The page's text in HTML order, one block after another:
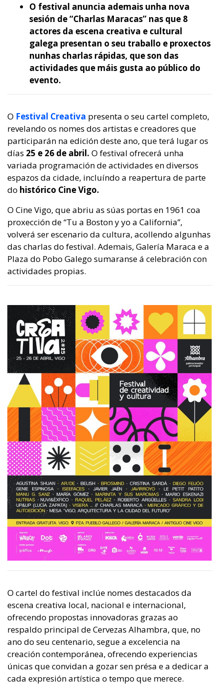
O festival anuncia ademais unha nova
sesión de “Charlas Maracas” nas que 8
actores da escena creativa e cultural
galega presentan o seu traballo e proxectos
nunhas charlas rápidas, que son das
actividades que máis gusta ao público do
evento.
O Festival Creativa presenta o seu cartel completo,
revelando os nomes dos artistas e creadores que
participarán na edición deste ano, que terá lugar os
días 25 e 26 de abril. O festival ofrecerá unha
variada programación de actividades en diversos
espazos da cidade, incluíndo a reapertura de parte
do histórico Cine Vigo.
O Cine Vigo, que abriu as súas portas en 1961 coa
proxección de “Tu a Boston y yo a California”,
volverá ser escenario da cultura, acollendo algunhas
das charlas do festival. Ademais, Galería Maraca e a
Plaza do Pobo Galego sumaranse á celebración con
actividades propias.
O cartel do festival inclúe nomes destacados da
escena creativa local, nacional e internacional,
ofrecendo propostas innovadoras grazas ao
respaldo principal de Cervezas Alhambra, que, no
ano do seu centenario, segue a excelencia na
creación contemporánea, ofrecendo experiencias
únicas que convidan a gozar sen présa e a dedicar a
cada expresión artística o tempo que merece.